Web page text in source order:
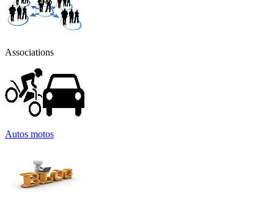
Associations
Autos motos